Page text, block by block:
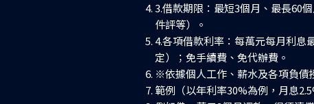
3.借款期限：最短3個月、最長60
件評等）。
4.各項借款利率：每萬元每月利息
定）；免手續費、免代辦費。
※依據個人工作、薪水及各項負債
範例（以年利率30%為例，月息